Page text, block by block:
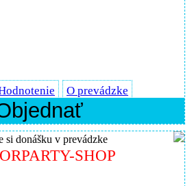
O prevádzke
si donášku v prevádzke
SHOP